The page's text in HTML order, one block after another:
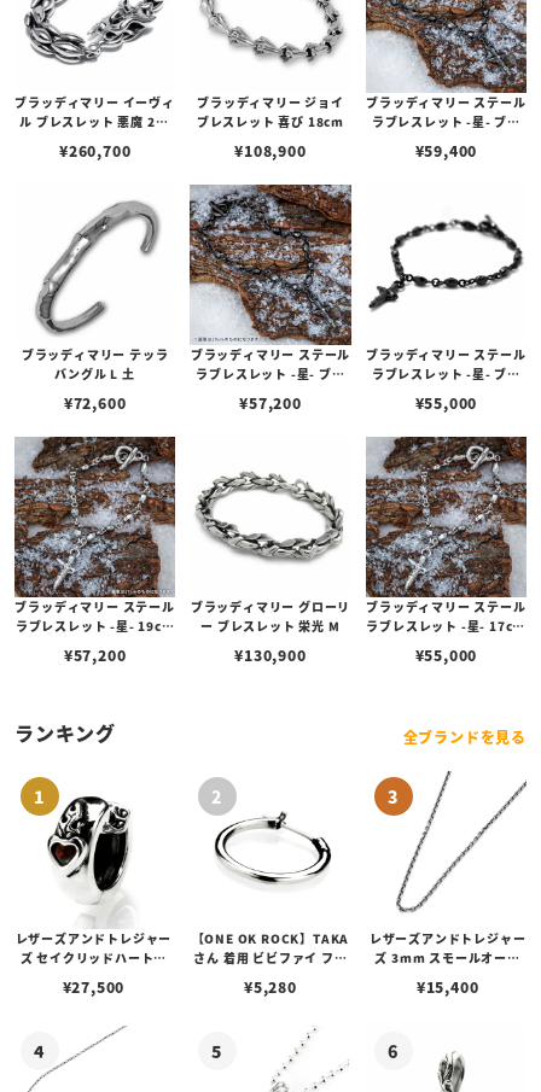
ブラッディマリー イーヴィ
ル ブレスレット 悪魔 20c
¥260,700
ブラッディマリー ジョイ
ブレスレット 喜び 18cm
¥108,900
ブラッディマリー ステール
ラブレスレット -星- ブラ
ド
¥59,400
ブラッディマリー テッラ
バングル L 土
¥72,600
ブラッディマリー ステール
ラブレスレット -星- ブラ
ド
¥57,200
ブラッディマリー ステール
ラブレスレット -星- ブラ
¥55,000
ブラッディマリー ステール
ラブレスレット -星- 19cm
¥57,200
ブラッディマリー グローリ
ー ブレスレット 栄光 M
¥130,900
ブラッディマリー ステール
ラブレスレット -星- 17cm
¥55,000
ランキング 全ブランドを見る
レザーズアンドトレジャー
ズ セイクリッドハートピ
¥27,500
【ONE OK ROCK】TAKA
さん 着用 ビビファイ フー
¥5,280
レザーズアンドトレジャー
ズ 3mm スモールオーバ
ブスタークラスプ＆LTロ
¥15,400